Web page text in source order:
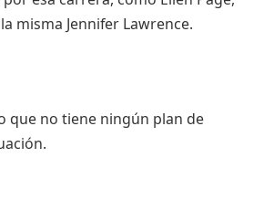
misma Jennifer Lawrence.
que no tiene ningún plan de